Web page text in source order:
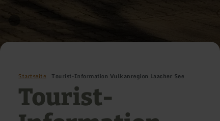
Startseite Tourist-Information Vulkanregion Laacher See
Tourist-